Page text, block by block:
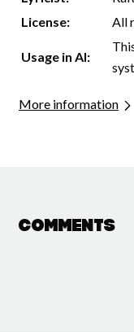
License:
All
Usage in AI:
More information
Comments